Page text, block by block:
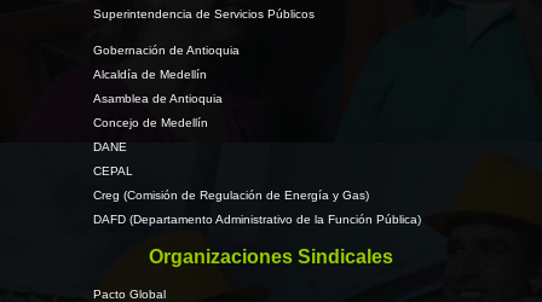
Superintendencia de Servicios Públicos
Gobernación de Antioquia
Alcaldía de Medellín
Asamblea de Antioquia
Concejo de Medellín
DANE
CEPAL
Creg (Comisión de Regulación de Energía y Gas)
DAFD (Departamento Administrativo de la Función Pública)
Organizaciones Sindicales
Pacto Global